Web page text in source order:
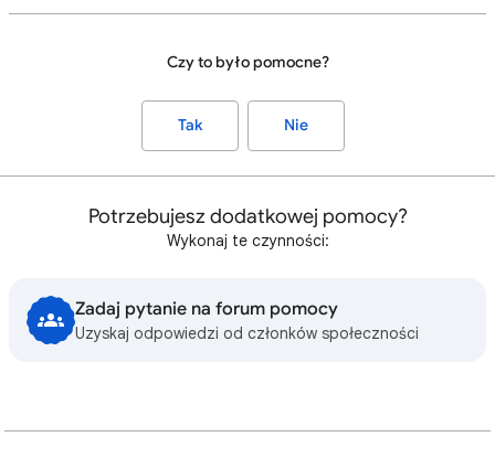
Czy to było pomocne?
Tak Nie
Potrzebujesz dodatkowej pomocy?
Wykonaj te czynności:
Zadaj pytanie na forum pomocy
Uzyskaj odpowiedzi od członków społeczności